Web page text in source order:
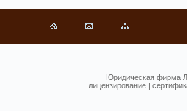
Юридическая фирма
лицензирование |